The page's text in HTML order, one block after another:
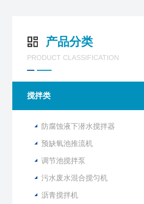
产品分类
PRODUCT CLASSIFICATION
搅拌类
防腐蚀液下潜水搅拌器
预缺氧池推流机
调节池搅拌泵
污水废水混合搅匀机
沥青搅拌机